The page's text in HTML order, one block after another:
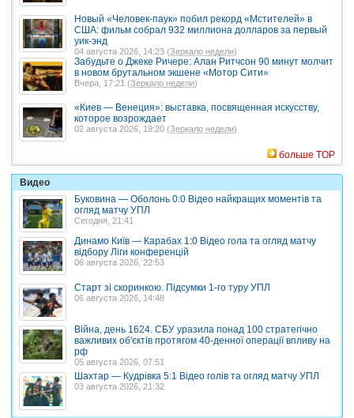
Новый «Человек-паук» побил рекорд «Мстителей» в
США: фильм собрал 932 миллиона долларов за первый
уик-энд
04 августа 2026, 14:23 (Зеркало недели)
Забудьте о Джеке Ричере: Алан Ритчсон 90 минут молчит
в новом брутальном экшене «Мотор Сити»
Вчера, 17:21 (Зеркало недели)
«Киев — Венеция»: выставка, посвященная искусству,
которое возрождает
02 августа 2026, 19:20 (Зеркало недели)
больше TOP
Видео
Буковина — Оболонь 0:0 Відео найкращих моментів та
огляд матчу УПЛ
Сегодня, 21:41
Динамо Київ — Карабах 1:0 Відео гола та огляд матчу
відбору Ліги конференцій
06 августа 2026, 22:53
Старт зі скоринкою. Підсумки 1-го туру УПЛ
06 августа 2026, 14:48
Війна, день 1624. СБУ уразила понад 100 стратегічно
важливих об'єктів протягом 40-денної операції впливу на
рф
05 августа 2026, 07:51
Шахтар — Кудрівка 5:1 Відео голів та огляд матчу УПЛ
03 августа 2026, 21:32